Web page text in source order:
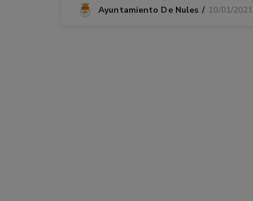
Ayuntamiento De Nules 10/01/2021